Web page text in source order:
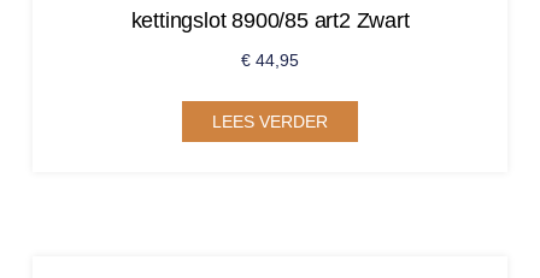
kettingslot 8900/85 art2 Zwart
€ 44,95
LEES VERDER